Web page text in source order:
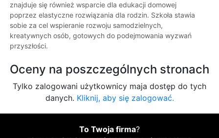
znajduje się również wsparcie dla edukacji domowej
poprzez elastyczne rozwiązania dla rodzin. Szkoła stawia
sobie za cel wspieranie rozwoju samodzielnych,
kreatywnych osób, gotowych do podejmowania wyzwań
przyszłości.
Oceny na poszczególnych stronach
Tylko zalogowani użytkownicy maja dostęp do tych
danych. Kliknij, aby się zalogować.
To Twoja firma?